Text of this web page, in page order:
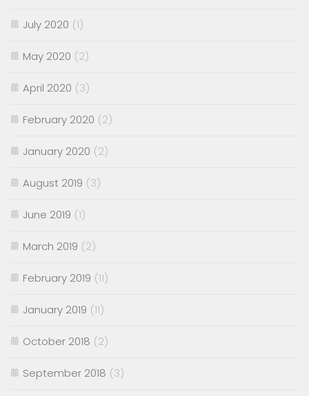
July 2020 (1)
May 2020 (2)
April 2020 (3)
February 2020 (2)
January 2020 (2)
August 2019 (3)
June 2019 (1)
March 2019 (2)
February 2019 (11)
January 2019 (11)
October 2018 (2)
September 2018 (3)